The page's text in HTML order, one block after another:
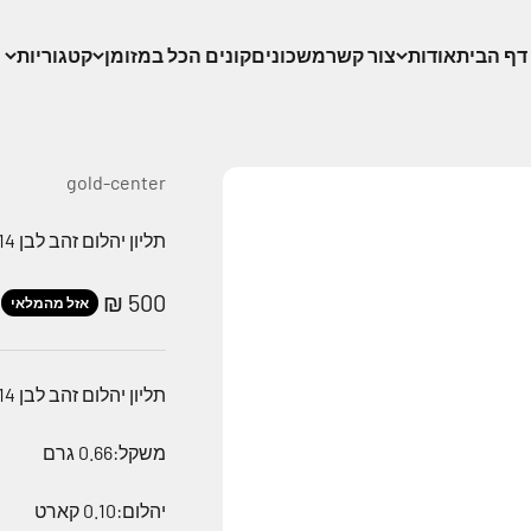
דף הביתאודות צור קשרמשכוניםקונים הכל במזומן קטגוריות
gold-center
תליון יהלום זהב לבן 14 קארט
מחיר מבצע
500 ₪ אזל מהמלאי
תליון יהלום זהב לבן 14 קארט
משקל:0.66 גרם
יהלום:0.10 קארט